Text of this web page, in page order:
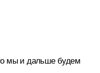
мы и дальше будем